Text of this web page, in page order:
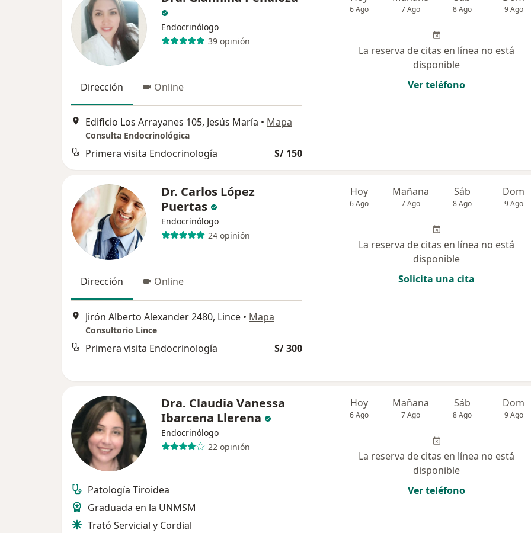
Endocrinólogo
39 opinión
Dirección Online
Edificio Los Arrayanes 105, Jesús María • Mapa
Consulta Endocrinológica
Primera visita Endocrinología S/ 150
6 Ago 7 Ago 8 Ago 9 Ago
La reserva de citas en línea no está
disponible
Ver teléfono
Dr. Carlos López
Puertas
Endocrinólogo
24 opinión
Dirección Online
Jirón Alberto Alexander 2480, Lince • Mapa
Consultorio Lince
Primera visita Endocrinología S/ 300
Hoy
6 Ago
Mañana
7 Ago
Sáb
8 Ago
Dom
9 Ago
La reserva de citas en línea no está
disponible
Solicita una cita
Dra. Claudia Vanessa
Ibarcena Llerena
Endocrinólogo
22 opinión
Patología Tiroidea
Graduada en la UNMSM
Trató Servicial y Cordial
Hoy
6 Ago
Mañana
7 Ago
Sáb
8 Ago
Dom
9 Ago
La reserva de citas en línea no está
disponible
Ver teléfono